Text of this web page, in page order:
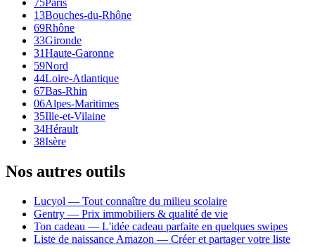
75Paris
13Bouches-du-Rhône
69Rhône
33Gironde
31Haute-Garonne
59Nord
44Loire-Atlantique
67Bas-Rhin
06Alpes-Maritimes
35Ille-et-Vilaine
34Hérault
38Isère
Nos autres outils
Lucyol — Tout connaître du milieu scolaire
Gentry — Prix immobiliers & qualité de vie
Ton cadeau — L'idée cadeau parfaite en quelques swipes
Liste de naissance Amazon — Créer et partager votre liste